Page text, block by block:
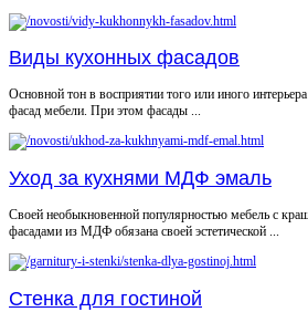
Виды кухонных фасадов
Основной тон в восприятии того или иного интерьера
фасад мебели. При этом фасады ...
Уход за кухнями МДФ эмаль
Своей необыкновенной популярностью мебель с
фасадами из МДФ обязана своей эстетической ...
Стенка для гостиной